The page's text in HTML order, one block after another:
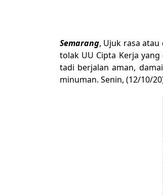
Semarang, Ujuk rasa
tolak UU Cipta Kerja
tadi berjalan aman,
minuman. Senin, (12/10/